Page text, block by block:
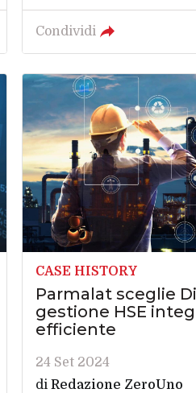
Condividi
CASE HISTORY
Parmalat sceglie
gestione HSE
efficiente
24 Set 2024
diRedazione ZeroUno